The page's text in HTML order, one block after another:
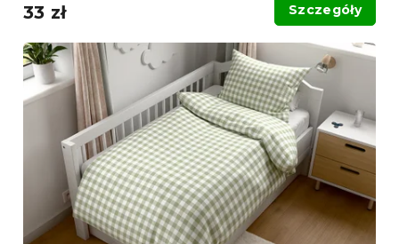
33 zł Szczegóły